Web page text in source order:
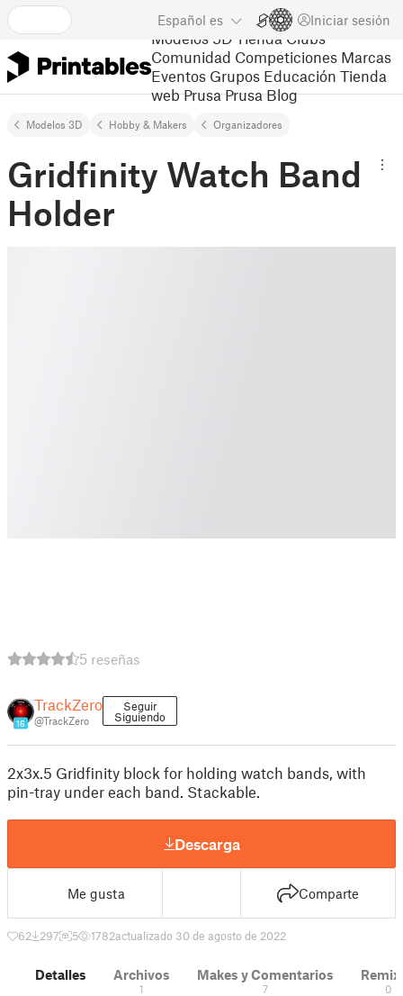
Español es Iniciar sesión
Modelos 3D Tienda Clubs
Comunidad Competiciones Marcas
Eventos Grupos Educación Tienda
web Prusa Prusa Blog
Modelos 3D Hobby & Makers Organizadores
Gridfinity Watch Band
Holder
5 reseñas
16
TrackZero
@TrackZero
Seguir
Siguiendo
2x3x.5 Gridfinity block for holding watch bands, with
pin-tray under each band. Stackable.
Descarga
Me gusta Comparte
62 297 5 1782actualizado 30 de agosto de 2022
Detalles Archivos
1
Makes y Comentarios
7 0